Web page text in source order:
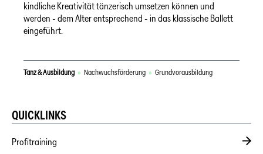
kindliche Kreativität tänzerisch umsetzen können und
werden - dem Alter entsprechend - in das klassische Ballett
eingeführt.
Tanz & Ausbildung » Nachwuchsförderung » Grundvorausbildung
QUICKLINKS
Profitraining